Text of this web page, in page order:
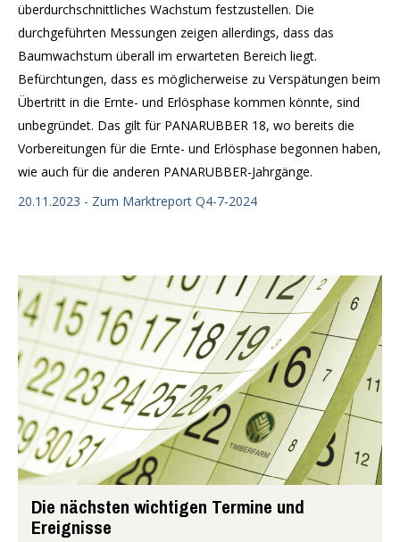
überdurchschnittliches Wachstum festzustellen. Die
durchgeführten Messungen zeigen allerdings, dass das
Baumwachstum überall im erwarteten Bereich liegt.
Befürchtungen, dass es möglicherweise zu Verspätungen beim
Übertritt in die Ernte- und Erlösphase kommen könnte, sind
unbegründet. Das gilt für PANARUBBER 18, wo bereits die
Vorbereitungen für die Ernte- und Erlösphase begonnen haben,
wie auch für die anderen PANARUBBER-Jahrgänge.
20.11.2023 - Zum Marktreport Q4-7-2024
Die nächsten wichtigen Termine und
Ereignisse